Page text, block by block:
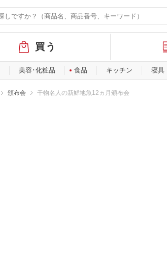
買う
美容･化粧品 食品 キッチン 寝具
頒布会 干物名人の新鮮地魚12ヵ月頒布会